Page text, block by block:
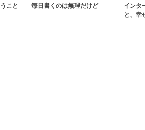
こと 毎日書くのは無理だけど
インタ
と、幸